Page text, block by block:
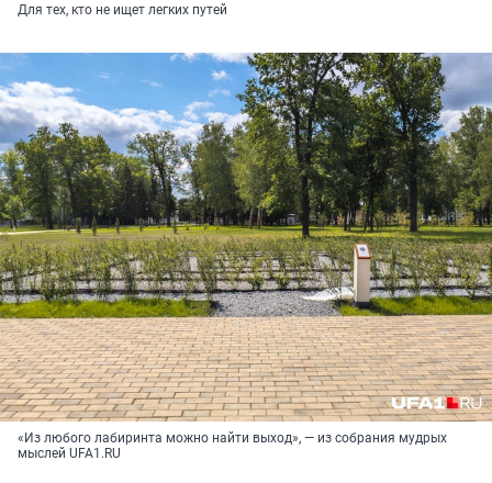
Для тех, кто не ищет легких путей
«Из любого лабиринта можно найти выход», — из собрания мудрых
мыслей UFA1.RU